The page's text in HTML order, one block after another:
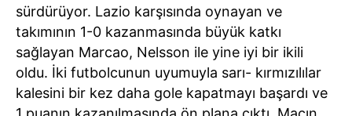
sürdürüyor. Lazio karşısında oynayan ve
takımının 1-0 kazanmasında büyük katkı
sağlayan Marcao, Nelsson ile yine iyi bir ikili
oldu. İki futbolcunun uyumuyla sarı- kırmızılılar
kalesini bir kez daha gole kapatmayı başardı ve